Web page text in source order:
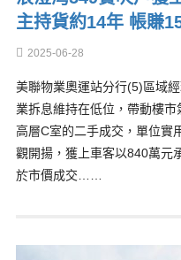
主持貨約14年 帳賺
2025-06-28
美聯物業奧運站分行(5)區域
業拆息維持在低位，帶動樓
高層C室的二手成交，單位實
觀開揚，獲上車客以840萬元
於市價成交……